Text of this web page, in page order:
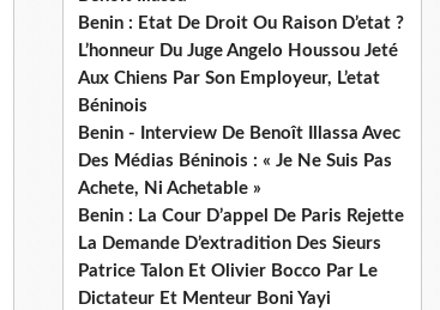
Benin : Etat De Droit Ou Raison D’etat ?
L’honneur Du Juge Angelo Houssou Jeté
Aux Chiens Par Son Employeur, L’etat
Béninois
Benin - Interview De Benoît Illassa Avec
Des Médias Béninois : « Je Ne Suis Pas
Achete, Ni Achetable »
Benin : La Cour D’appel De Paris Rejette
La Demande D’extradition Des Sieurs
Patrice Talon Et Olivier Bocco Par Le
Dictateur Et Menteur Boni Yayi